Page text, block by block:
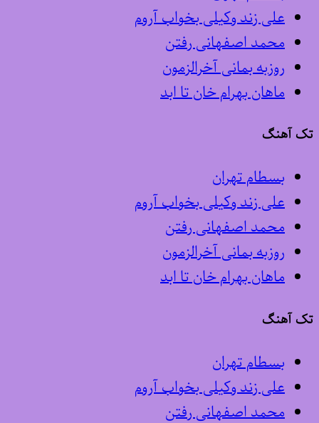
علی زند وکیلی بخواب آروم
محمد اصفهانی رفتن
روزبه بمانی آخرالزمون
ماهان بهرام خان تا ابد
تک آهنگ
بسطام تهران
علی زند وکیلی بخواب آروم
محمد اصفهانی رفتن
روزبه بمانی آخرالزمون
ماهان بهرام خان تا ابد
تک آهنگ
بسطام تهران
علی زند وکیلی بخواب آروم
محمد اصفهانی رفتن